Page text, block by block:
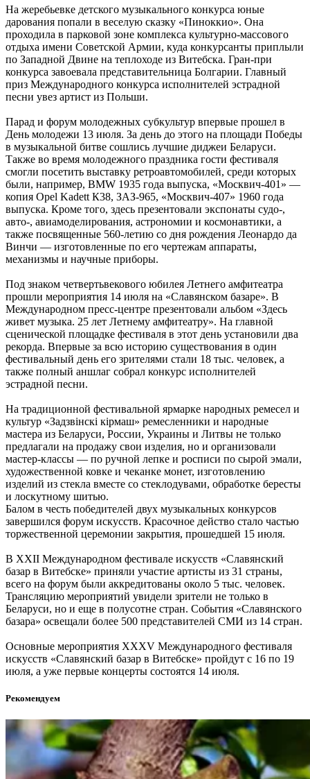
На жеребьевке детского музыкального конкурса юные
дарования попали в веселую сказку «Пиноккио». Она
проходила в парковой зоне комплекса культурно-массового
отдыха имени Советской Армии, куда конкурсанты приплыли
по Западной Двине на теплоходе из Витебска. Гран-при
конкурса завоевала представительница Болгарии. Главный
приз Международного конкурса исполнителей эстрадной
песни увез артист из Польши.
Парад и форум молодежных субкультур впервые прошел в
День молодежи 13 июля. За день до этого на площади Победы
в музыкальной битве сошлись лучшие диджеи Беларуси.
Также во время молодежного праздника гости фестиваля
смогли посетить выставку ретроавтомобилей, среди которых
были, например, ВMW 1935 года выпуска, «Москвич-401» —
копия Opel Kadett К38, ЗАЗ-965, «Москвич-407» 1960 года
выпуска. Кроме того, здесь презентовали экспонаты судо-,
авто-, авиамоделирования, астрономии и космонавтики, а
также посвященные 560-летию со дня рождения Леонардо да
Винчи — изготовленные по его чертежам аппараты,
механизмы и научные приборы.
Под знаком четвертьвекового юбилея Летнего амфитеатра
прошли мероприятия 14 июля на «Славянском базаре». В
Международном пресс-центре презентовали альбом «Здесь
живет музыка. 25 лет Летнему амфитеатру». На главной
сценической площадке фестиваля в этот день установили два
рекорда. Впервые за всю историю существования в один
фестивальный день его зрителями стали 18 тыс. человек, а
также полный аншлаг собрал конкурс исполнителей
эстрадной песни.
На традиционной фестивальной ярмарке народных ремесел и
культур «Задзвінскі кірмаш» ремесленники и народные
мастера из Беларуси, России, Украины и Литвы не только
предлагали на продажу свои изделия, но и организовали
мастер-классы — по ручной лепке и росписи по сырой эмали,
художественной ковке и чеканке монет, изготовлению
изделий из стекла вместе со стеклодувами, обработке бересты
и лоскутному шитью.
Балом в честь победителей двух музыкальных конкурсов
завершился форум искусств. Красочное действо стало частью
торжественной церемонии закрытия, прошедшей 15 июля.
В XXII Международном фестивале искусств «Славянский
базар в Витебске» приняли участие артисты из 31 страны,
всего на форум были аккредитованы около 5 тыс. человек.
Трансляцию мероприятий увидели зрители не только в
Беларуси, но и еще в полусотне стран. События «Славянского
базара» освещали более 500 представителей СМИ из 14 стран.
Основные мероприятия XXXV Международного фестиваля
искусств «Славянский базар в Витебске» пройдут с 16 по 19
июля, а уже первые концерты состоятся 14 июля.
Рекомендуем